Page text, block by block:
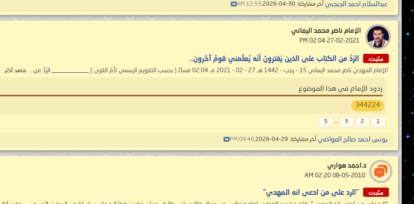
عبدالسلام احمد الجبجبي آخر مشاركة: 30-04-2026, 12:53 AM
الإمام ناصر محمد اليماني
مثبت الرّدُ من الكتاب على الذين يَفترونَ أنّه يُعلّمني قومٌ آخَرون..
الإمام المهديّ ناصر محمد اليماني 15 - رجب - 1442 هـ 27 - 02 - 2021 مـ 02:04 مساءً ( بحسب التقويم الرسمي لأمّ القرى ) ____________ الرّدُ من... شاهد أكثر
ردود الإمام في هذا الموضوع
344224
1
2
3
...
5
يونس احمد صالح العواضي آخر مشاركة: 29-04-2026, 09:46 PM
د.احمد هواري
مثبت "الرد على من ادعى انه المهدي"